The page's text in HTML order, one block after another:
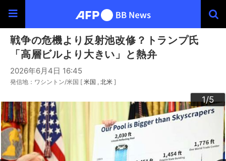
戦争の危機より反射池改修？トランプ氏
「高層ビルより大きい」と熱弁
2026年6月4日 16:45
発信地：ワシントン/米国 [ 米国 北米 ]
1/5
2/5
3/5
4/5
5/5